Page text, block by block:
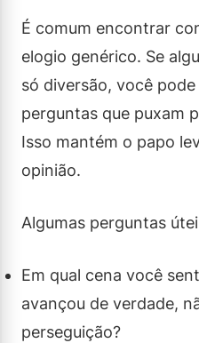
É comum encontrar
elogio genérico. Se
só diversão, você
perguntas que puxam
Isso mantém o papo
opinião.
Algumas perguntas
Em qual cena você
avançou de verdade,
perseguição?